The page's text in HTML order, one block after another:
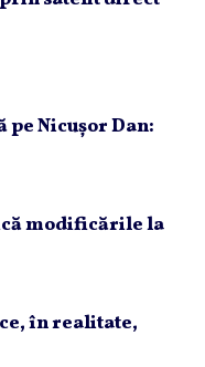
pe Nicuşor Dan:
modificările la
în realitate,